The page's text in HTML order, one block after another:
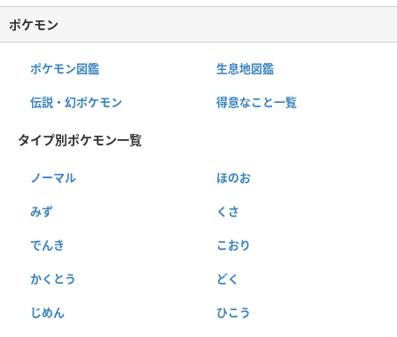
ポケモン
ポケモン図鑑 生息地図鑑
伝説・幻ポケモン 得意なこと一覧
タイプ別ポケモン一覧
ノーマル ほのお
みず くさ
でんき こおり
かくとう どく
じめん ひこう